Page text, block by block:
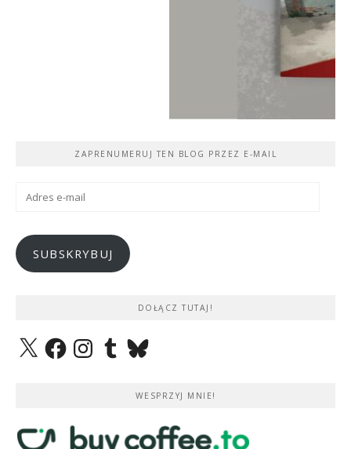
ZAPRENUMERUJ TEN BLOG PRZEZ E-MAIL
Adres
SUBSKRYBUJ
DOŁĄCZ TUTAJ!
X FacebookInstagramTumblrBluesky
WESPRZYJ MNIE!